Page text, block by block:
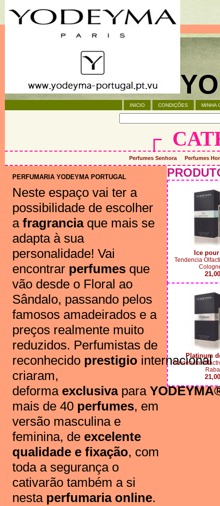
INICIO CONDIÇÕES MINHA
┌
Perfumes Senhora Perfumes
PERFUMARIA YODEYMA PORTUGAL
Neste espaço vai ter a
possibilidade de escolher
a fragranciaque mais se
adapta à sua
personalidade! Vai
encontrar perfumes que
vão desde o Floral ao
Sândalo, passando pelos
famosos amadeirados e a
preços realmente muito
reduzidos. Perfumistas de
reconhecido prestigio internacional
criaram,
deforma exclusivapara
mais de 40 perfumes, em
versão masculina e
feminina, de excelente
qualidade e fixação, com
toda a segurança o
cativarão também a si
nesta perfumaria online.
Ice
Tendencia
Platinum
Tendencia